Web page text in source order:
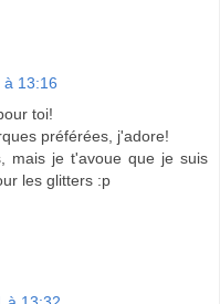
à 13:16
toi!
préférées, j'adore!
mais je t'avoue que je suis
les glitters :p